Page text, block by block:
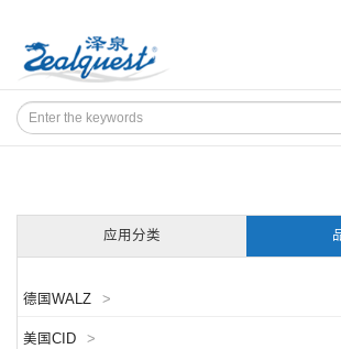
应用分类
德国WALZ >
美国CID >